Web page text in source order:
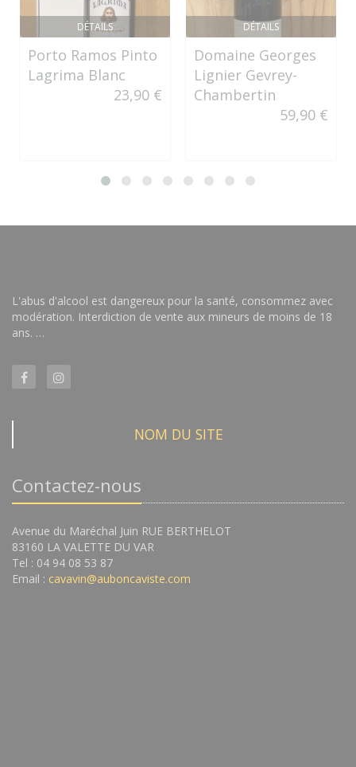
DÉTAILS
Porto Ramos Pinto
Lagrima Blanc
23,90 €
DÉTAILS
Domaine Georges
Lignier Gevrey-
Chambertin
59,90 €
L'abus d'alcool est dangereux pour la santé, consommez avec
modération. Interdiction de vente aux mineurs de moins de 18
ans. …
NOM DU SITE
Contactez-nous
Avenue du Maréchal Juin RUE BERTHELOT
83160 LA VALETTE DU VAR
Tel : 04 94 08 53 87
Email : cavavin@auboncaviste.com